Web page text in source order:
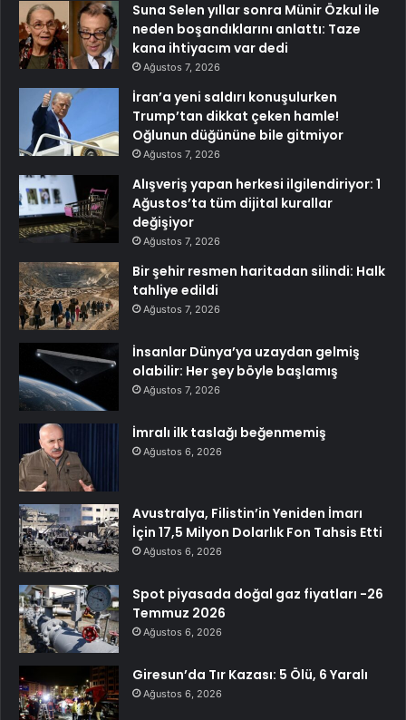
Suna Selen yıllar sonra Münir Özkul ile
neden boşandıklarını anlattı: Taze
kana ihtiyacım var dedi
Ağustos 7, 2026
İran’a yeni saldırı konuşulurken
Trump’tan dikkat çeken hamle!
Oğlunun düğününe bile gitmiyor
Ağustos 7, 2026
Alışveriş yapan herkesi ilgilendiriyor: 1
Ağustos’ta tüm dijital kurallar
değişiyor
Ağustos 7, 2026
Bir şehir resmen haritadan silindi: Halk
tahliye edildi
Ağustos 7, 2026
İnsanlar Dünya’ya uzaydan gelmiş
olabilir: Her şey böyle başlamış
Ağustos 7, 2026
İmralı ilk taslağı beğenmemiş
Ağustos 6, 2026
Avustralya, Filistin’in Yeniden İmarı
İçin 17,5 Milyon Dolarlık Fon Tahsis Etti
Ağustos 6, 2026
Spot piyasada doğal gaz fiyatları -26
Temmuz 2026
Ağustos 6, 2026
Giresun’da Tır Kazası: 5 Ölü, 6 Yaralı
Ağustos 6, 2026